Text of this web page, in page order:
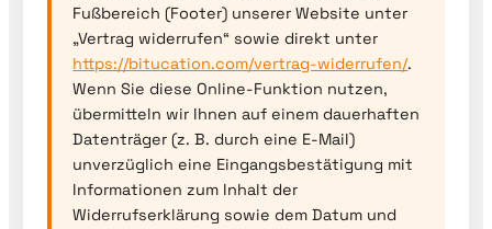
Fußbereich (Footer) unserer Website unter
„Vertrag widerrufen“ sowie direkt unter
https://bitucation.com/vertrag-widerrufen/.
Wenn Sie diese Online-Funktion nutzen,
übermitteln wir Ihnen auf einem dauerhaften
Datenträger (z. B. durch eine E-Mail)
unverzüglich eine Eingangsbestätigung mit
Informationen zum Inhalt der
Widerrufserklärung sowie dem Datum und